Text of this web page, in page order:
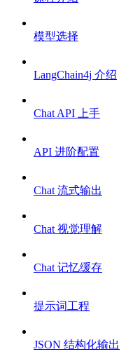
模型选择
LangChain4j 介绍
Chat API 上手
API 进阶配置
Chat 流式输出
Chat 视觉理解
Chat 记忆缓存
提示词工程
JSON 结构化输出